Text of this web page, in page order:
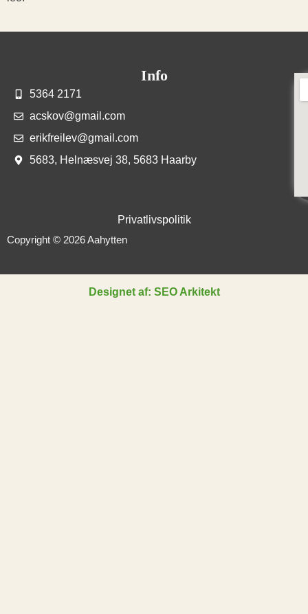
Info
5364 2171
acskov@gmail.com
erikfreilev@gmail.com
5683, Helnæsvej 38, 5683 Haarby
Privatlivspolitik
Copyright © 2026 Aahytten
Designet af: SEO Arkitekt